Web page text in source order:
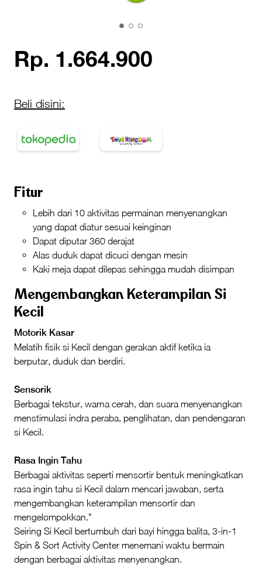
Rp. 1.664.900
Beli disini:
Fitur
Lebih dari 10 aktivitas permainan menyenangkan
yang dapat diatur sesuai keinginan
Dapat diputar 360 derajat
Alas duduk dapat dicuci dengan mesin
Kaki meja dapat dilepas sehingga mudah disimpan
Mengembangkan Keterampilan Si
Kecil
Motorik Kasar
Melatih fisik si Kecil dengan gerakan aktif ketika ia
berputar, duduk dan berdiri.
Sensorik
Berbagai tekstur, warna cerah, dan suara menyenangkan
menstimulasi indra peraba, penglihatan, dan pendengaran
si Kecil.
Rasa Ingin Tahu
Berbagai aktivitas seperti mensortir bentuk meningkatkan
rasa ingin tahu si Kecil dalam mencari jawaban, serta
mengembangkan keterampilan mensortir dan
mengelompokkan."
Seiring Si Kecil bertumbuh dari bayi hingga balita, 3-in-1
Spin & Sort Activity Center menemani waktu bermain
dengan berbagai aktivitas menyenangkan.